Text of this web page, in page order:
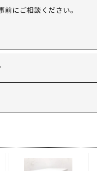
にご相談ください。